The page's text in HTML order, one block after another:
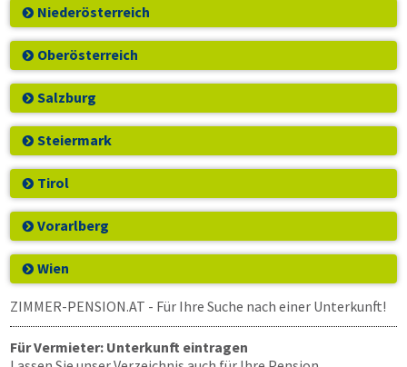
Niederösterreich
Oberösterreich
Salzburg
Steiermark
Tirol
Vorarlberg
Wien
ZIMMER-PENSION.AT - Für Ihre Suche nach einer Unterkunft!
Für Vermieter: Unterkunft eintragen